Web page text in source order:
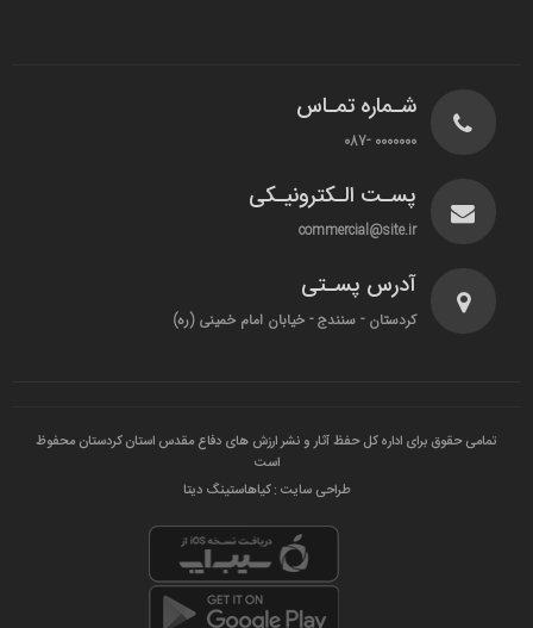
شـماره تمـاس
0000000 -087
پسـت الـکترونیـکی
commercial@site.ir
آدرس پسـتی
کردستان - سنندج - خیابان امام خمینی (ره)
تمامی حقوق برای اداره کل حفظ آثار و نشر ارزش های دفاع مقدس استان کردستان محفوظ
است
طراحی سایت : کیاهاستینگ دیتا